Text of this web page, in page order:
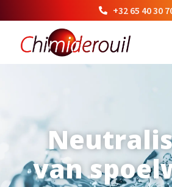
+32 65 40 30
van